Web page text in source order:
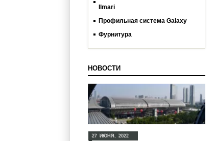
Ilmari
Профильная система Galaxy
Фурнитура
НОВОСТИ
27 ИЮНЯ, 2022